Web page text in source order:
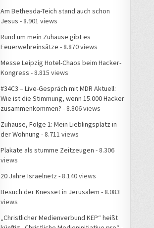
Am Bethesda-Teich stand auch schon
Jesus - 8.901 views
Rund um mein Zuhause gibt es
Feuerwehreinsätze - 8.870 views
Messe Leipzig Hotel-Chaos beim Hacker-
Kongress - 8.815 views
#34C3 – Live-Gespräch mit MDR Aktuell:
Wie ist die Stimmung, wenn 15.000 Hacker
zusammenkommen? - 8.806 views
Zuhause, Folge 1: Mein Lieblingsplatz in
der Wohnung - 8.711 views
Plakate als stumme Zeitzeugen - 8.306
views
20 Jahre Israelnetz - 8.140 views
Besuch der Knesset in Jerusalem - 8.083
views
„Christlicher Medienverbund KEP“ heißt